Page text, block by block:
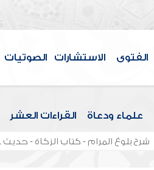
الفتوى الاستشارات الصوتيات
علماء ودعاة القراءات العشر
شرح بلوغ المرام - كتاب الزكاة - حديث 631-638